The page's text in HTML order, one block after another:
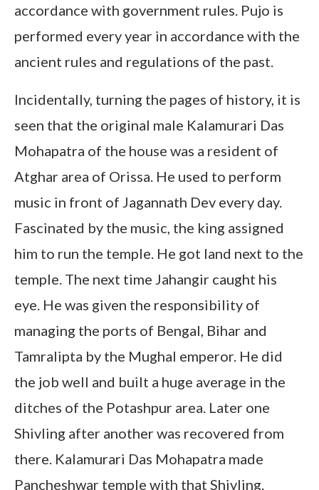
accordance with government rules. Pujo is
performed every year in accordance with the
ancient rules and regulations of the past.
Incidentally, turning the pages of history, it is
seen that the original male Kalamurari Das
Mohapatra of the house was a resident of
Atghar area of ​​Orissa. He used to perform
music in front of Jagannath Dev every day.
Fascinated by the music, the king assigned
him to run the temple. He got land next to the
temple. The next time Jahangir caught his
eye. He was given the responsibility of
managing the ports of Bengal, Bihar and
Tamralipta by the Mughal emperor. He did
the job well and built a huge average in the
ditches of the Potashpur area. Later one
Shivling after another was recovered from
there. Kalamurari Das Mohapatra made
Pancheshwar temple with that Shivling.